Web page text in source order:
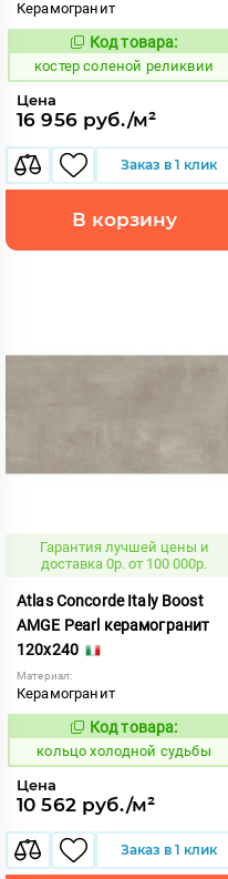
Керамогранит
808580
Код товара:
костер соленой реликвии
Цена
16 956 руб./м²
Заказ в 1 клик
В корзину
Гарантия лучшей цены и
доставка 0р. от 100 000р.
Atlas Concorde Italy Boost
AMGE Pearl керамогранит
120x240
Материал:
Керамогранит
748599
Код товара:
кольцо холодной судьбы
Цена
10 562 руб./м²
Заказ в 1 клик